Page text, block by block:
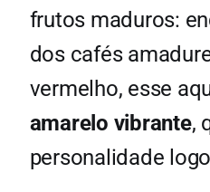
frutos maduros:
dos cafés
vermelho, esse
amarelo vibrante,
personalidade